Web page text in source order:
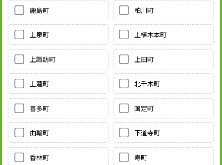
鹿島町 粕川町
上泉町 上植木本町
上諏訪町 上田町
上蓮町 北千木町
喜多町 国定町
曲輪町 下道寺町
香林町 寿町